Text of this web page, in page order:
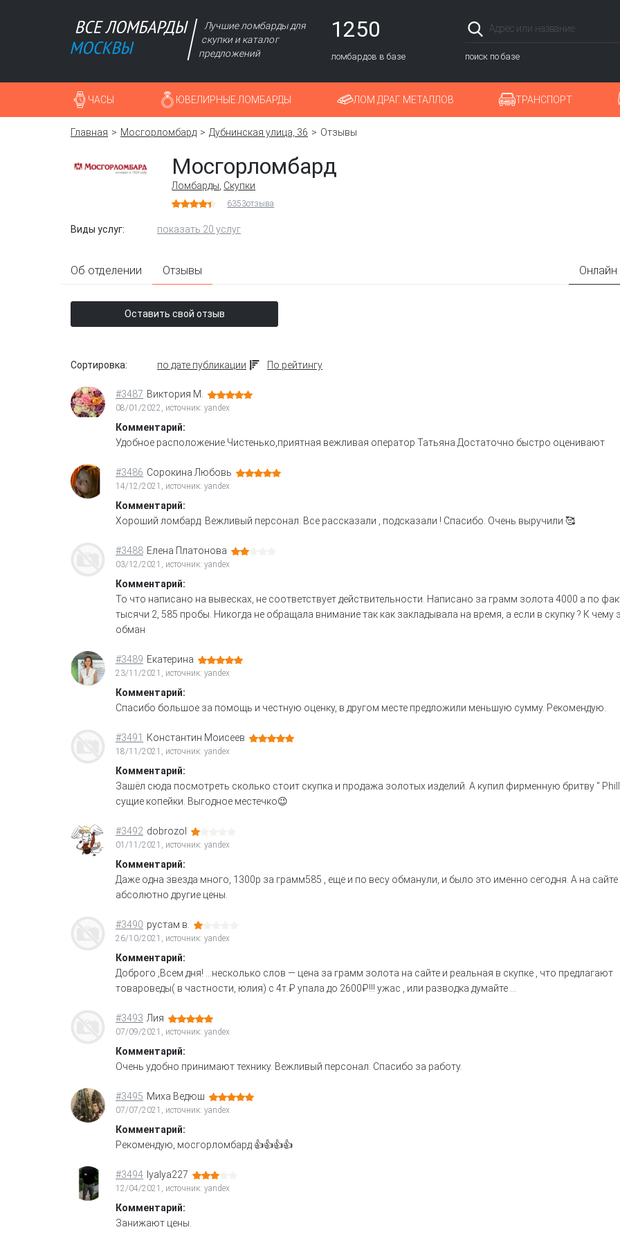
Лучшие ломбарды для
скупки и каталог
предложений
1250
ломбардов в базе поиск по базе
ЧАСЫ ЮВЕЛИРНЫЕ ЛОМБАРДЫ ЛОМ ДРАГ. МЕТАЛЛОВ ТРАНСПОРТ
Главная Мосгорломбард Дубнинская улица, 36 Отзывы
Мосгорломбард
Ломбарды Скупки
6353отзыва
Виды услуг: показать 20 услуг
Об отделении Отзывы Онлайн
Оставить свой отзыв
Сортировка: по дате публикации По рейтингу
#3487 Виктория М.
08/01/2022, источник: yandex
Комментарий:
Удобное расположение.Чистенько,приятная вежливая оператор Татьяна.Достаточно быстро оценивают
#3486 Сорокина Любовь
14/12/2021, источник: yandex
Комментарий:
Хороший ломбард. Вежливый персонал. Все рассказали , подсказали ! Спасибо. Очень выручили 🥰
#3488 Елена Платонова
03/12/2021, источник: yandex
Комментарий:
То что написано на вывесках, не соответствует действительности. Написано за грамм золота 4000 а по
тысячи 2, 585 пробы. Никогда не обращала внимание так как закладывала на время, а если в скупку ? К чему
обман
#3489 Екатерина
23/11/2021, источник: yandex
Комментарий:
Спасибо большое за помощь и честную оценку, в другом месте предложили меньшую сумму. Рекомендую.
#3491 Константин Моисеев
18/11/2021, источник: yandex
Комментарий:
Зашёл сюда посмотреть сколько стоит скупка и продажа золотых изделий. А купил фирменную бритву "
сущие копейки. Выгодное местечко😉
#3492 dobrozol
01/11/2021, источник: yandex
Комментарий:
Даже одна звезда много, 1300р за грамм585 , еще и по весу обманули, и было это именно сегодня. А на сайте
абсолютно другие цены.
#3490 рустам в.
26/10/2021, источник: yandex
Комментарий:
Доброго ,Всем дня! …несколько слов — цена за грамм золота на сайте и реальная в скупке , что предлагают
товароведы( в частности, юлия) с 4т.₽ упала до 2600₽!!! ужас , или разводка думайте …
#3493 Лия
07/09/2021, источник: yandex
Комментарий:
Очень удобно принимают технику. Вежливый персонал. Спасибо за работу.
#3495 Миха Ведюш
07/07/2021, источник: yandex
Комментарий:
Рекомендую, мосгорломбард 👍👍👍👍
#3494 lyalya227
12/04/2021, источник: yandex
Комментарий:
Занижают цены.